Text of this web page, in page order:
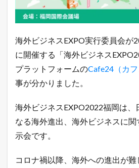
に
特
化
た
展
示
会
海
ビ
ジ
ネ
ス
E
P
海外ビジネスEXPO実行委員会が
に開催する「海外ビジネス
プラットフォームのCafe24（カフ
事が分かりました。
海外ビジネスEXPO2022福岡は、
なる海外進出、海外ビジネスに
示会です。
コロナ禍以降、海外への進出が